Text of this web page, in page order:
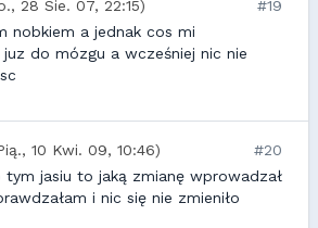
28 Sie. 07, 22:15)
#19
nobkiem a jednak cos mi
juz do mózgu a wcześniej nic nie
10 Kwi. 09, 10:46)
#20
jasiu to jaką zmianę wprowadzał
i nic się nie zmieniło